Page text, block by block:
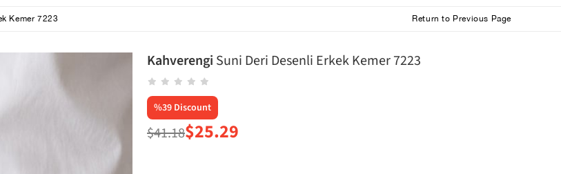
Kemer 7223 Return to Previous Page
Kahverengi Suni Deri Desenli Erkek Kemer 7223
%39 Discount
$41.18$25.29